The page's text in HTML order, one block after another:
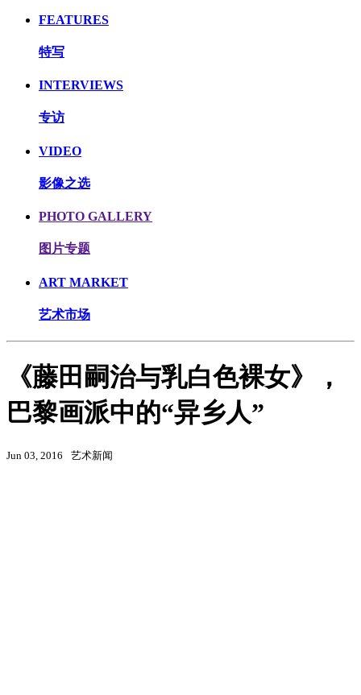
FEATURES
特写
INTERVIEWS
专访
VIDEO
影像之选
PHOTO GALLERY
图片专题
ART MARKET
艺术市场
《藤田嗣治与乳白色裸女》，
巴黎画派中的“异乡人”
Jun 03, 2016 艺术新闻